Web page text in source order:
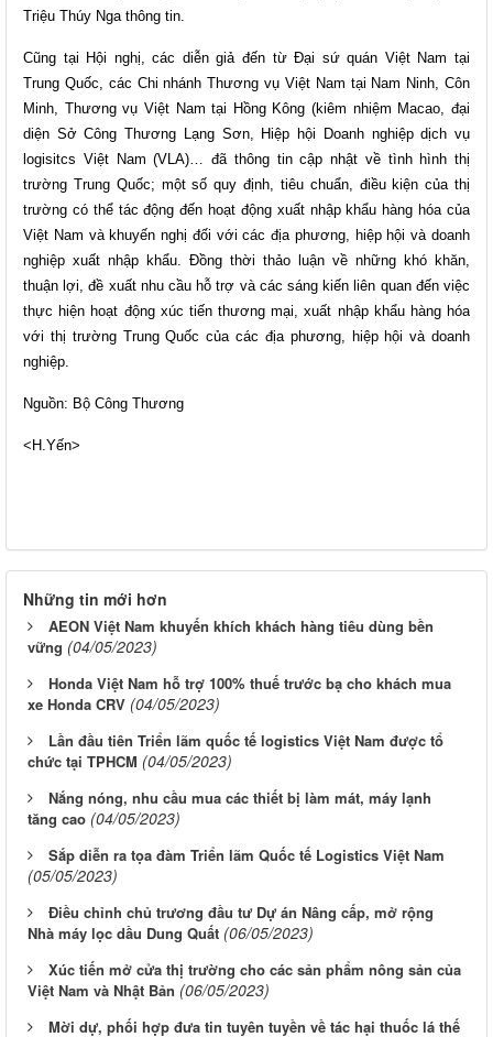
Triệu Thúy Nga thông tin.
Cũng tại Hội nghị, các diễn giả đến từ Đại sứ quán Việt Nam tại
Trung Quốc, các Chi nhánh Thương vụ Việt Nam tại Nam Ninh, Côn
Minh, Thương vụ Việt Nam tại Hồng Kông (kiêm nhiệm Macao, đại
diện Sở Công Thương Lạng Sơn, Hiệp hội Doanh nghiệp dịch vụ
logisitcs Việt Nam (VLA)… đã thông tin cập nhật về tình hình thị
trường Trung Quốc; một số quy định, tiêu chuẩn, điều kiện của thị
trường có thể tác động đến hoạt động xuất nhập khẩu hàng hóa của
Việt Nam và khuyến nghị đối với các địa phương, hiệp hội và doanh
nghiệp xuất nhập khẩu. Đồng thời thảo luận về những khó khăn,
thuận lợi, đề xuất nhu cầu hỗ trợ và các sáng kiến liên quan đến việc
thực hiện hoạt động xúc tiến thương mại, xuất nhập khẩu hàng hóa
với thị trường Trung Quốc của các địa phương, hiệp hội và doanh
nghiệp.
Nguồn: Bộ Công Thương​
<H.Yến>
Những tin mới hơn
AEON Việt Nam khuyến khích khách hàng tiêu dùng bền
vững (04/05/2023)
Honda Việt Nam hỗ trợ 100% thuế trước bạ cho khách mua
xe Honda CRV (04/05/2023)
Lần đầu tiên Triển lãm quốc tế logistics Việt Nam được tổ
chức tại TPHCM (04/05/2023)
Nắng nóng, nhu cầu mua các thiết bị làm mát, máy lạnh
tăng cao (04/05/2023)
Sắp diễn ra tọa đàm Triển lãm Quốc tế Logistics Việt Nam
(05/05/2023)
Điều chỉnh chủ trương đầu tư Dự án Nâng cấp, mở rộng
Nhà máy lọc dầu Dung Quất (06/05/2023)
Xúc tiến mở cửa thị trường cho các sản phẩm nông sản của
Việt Nam và Nhật Bản (06/05/2023)
Mời dự, phối hợp đưa tin tuyên tuyền về tác hại thuốc lá thế